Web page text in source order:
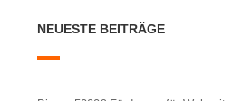
NEUESTE BEITRÄGE